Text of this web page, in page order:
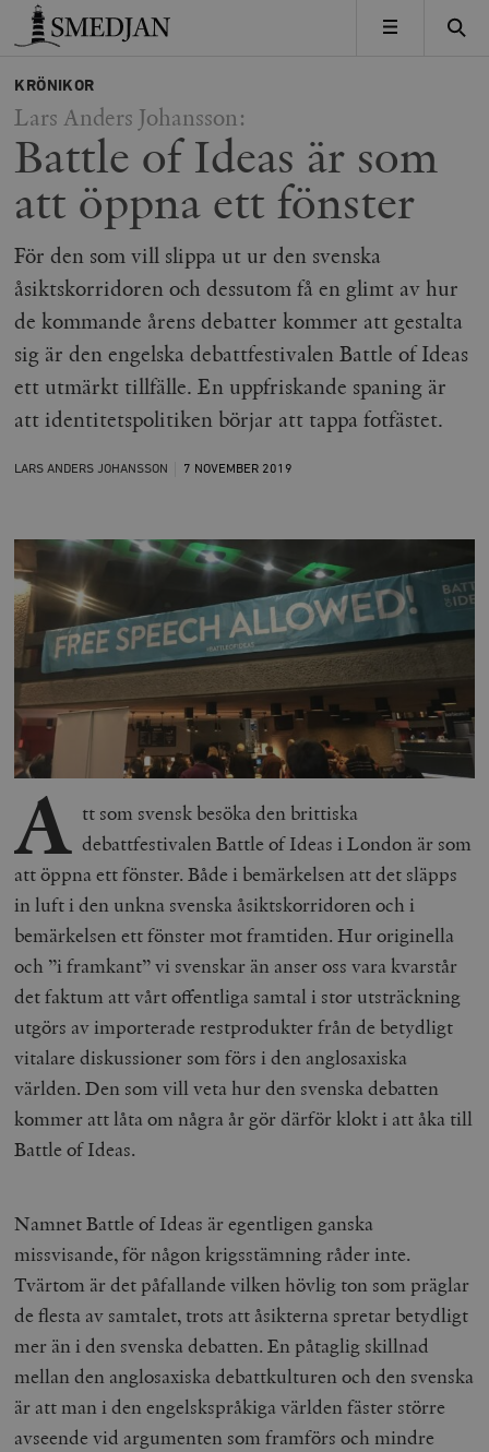
Timbro
MENY
KRÖNIKOR
Lars Anders Johansson:
Battle of Ideas är som
att öppna ett fönster
För den som vill slippa ut ur den svenska
åsiktskorridoren och dessutom få en glimt av hur
de kommande årens debatter kommer att gestalta
sig är den engelska debattfestivalen Battle of Ideas
ett utmärkt tillfälle. En uppfriskande spaning är
att identitetspolitiken börjar att tappa fotfästet.
LARS ANDERS JOHANSSON 7 NOVEMBER 2019
A tt som svensk besöka den brittiska
debattfestivalen Battle of Ideas i London är som
att öppna ett fönster. Både i bemärkelsen att det släpps
in luft i den unkna svenska åsiktskorridoren och i
bemärkelsen ett fönster mot framtiden. Hur originella
och ”i framkant” vi svenskar än anser oss vara kvarstår
det faktum att vårt offentliga samtal i stor utsträckning
utgörs av importerade restprodukter från de betydligt
vitalare diskussioner som förs i den anglosaxiska
världen. Den som vill veta hur den svenska debatten
kommer att låta om några år gör därför klokt i att åka till
Battle of Ideas.
Namnet Battle of Ideas är egentligen ganska
missvisande, för någon krigsstämning råder inte.
Tvärtom är det påfallande vilken hövlig ton som präglar
de flesta av samtalet, trots att åsikterna spretar betydligt
mer än i den svenska debatten. En påtaglig skillnad
mellan den anglosaxiska debattkulturen och den svenska
är att man i den engelskspråkiga världen fäster större
avseende vid argumenten som framförs och mindre